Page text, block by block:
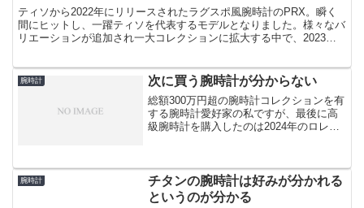
ティソから2022年にリリースされたラグスポ風腕時計のPRX。瞬く
間にヒットし、一躍ティソを代表するモデルとなりました。様々なバ
リエーションが追加され一大コレクションに拡大する中で、2023年
腕時計 次に買う腕時計が分からない
総額300万円超の腕時計コレクションを有
する腕時計愛好家の私ですが、最後に高
級腕時計を購入したのは2024年のロレッ
のランクが1つ上がり主任に昇格したこと
もあり、腕時...
腕時計
チタンの腕時計は好みが分かれる
というのが分かる